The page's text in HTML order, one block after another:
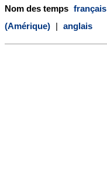
Nom des temps français
(Amérique) | anglais